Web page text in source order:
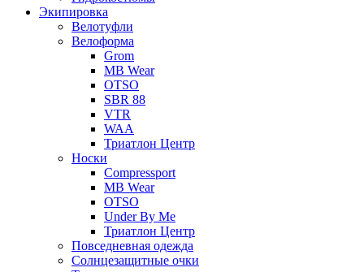
Экипировка
Велотуфли
Велоформа
Grom
MB Wear
OTSO
SBR 88
VTR
WAA
Триатлон Центр
Носки
Compressport
MB Wear
OTSO
Under By Me
Триатлон Центр
Повседневная одежда
Солнцезащитные очки